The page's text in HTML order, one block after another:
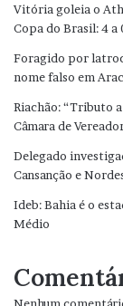
Vitória goleia o
Copa do Brasil: 4 a
Foragido por
nome falso em
Riachão: “Tributo
Câmara de
Delegado
Cansanção e
Ideb: Bahia é o
Médio